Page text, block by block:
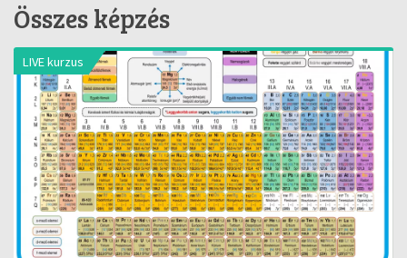
Összes képzés
LIVE kurzus